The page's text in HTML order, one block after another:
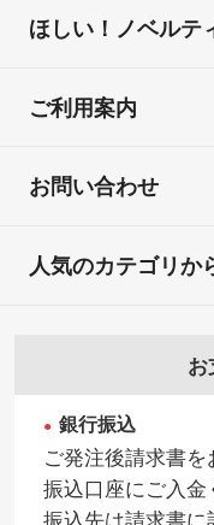
ほしい！ノベルテ
ご利用案内
お問い合わせ
お
銀行振込
ご発注後請求書
振込口座にご入金
振込先は請求書に
人気のカテゴリか